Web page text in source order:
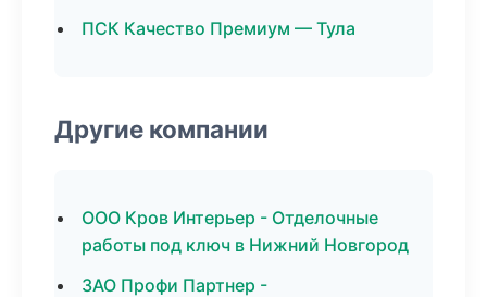
ПСК Качество Премиум — Тула
Другие компании
ООО Кров Интерьер - Отделочные
работы под ключ в Нижний Новгород
ЗАО Профи Партнер -